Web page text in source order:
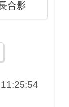
合影
頁